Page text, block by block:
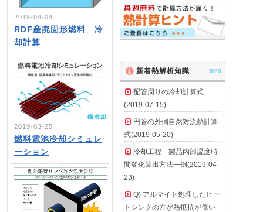
2019-04-04
RDF産廃固形燃料 冷
却計算
2019-03-25
燃料電池冷却シミュレ
ーション
新着熱解析知識 INFO
配管周りの冷却計算式
(2019-07-15)
円管の外側自然対流熱計算
式(2019-05-20)
冷却工程 製品内部温度時
間変化算出方法一例(2019-04-
23)
Q) アルマイト処理したヒー
トシンクの方が熱抵抗が低い